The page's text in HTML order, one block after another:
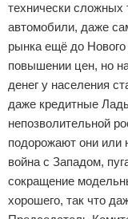
технически сложных
автомобили, даже
рынка ещё до
повышении цен, но
денег у населения
даже кредитные
непозволительной
подорожают они или
война с Западом,
сокращение
хорошего, так что